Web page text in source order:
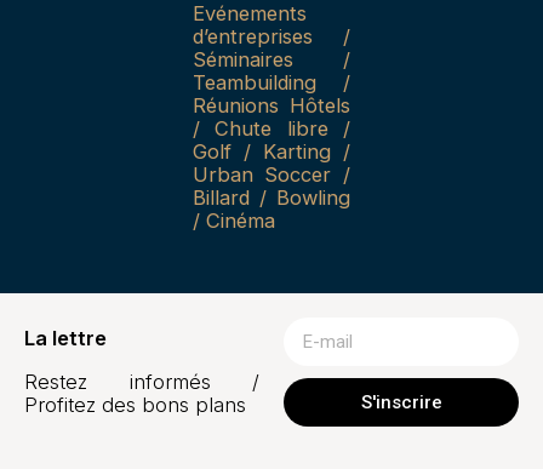
Evénements
d’entreprises /
Séminaires /
Teambuilding /
Réunions Hôtels
/ Chute libre /
Golf / Karting /
Urban Soccer /
Billard / Bowling
/ Cinéma
La lettre
Restez informés /
Profitez des bons plans
S'inscrire